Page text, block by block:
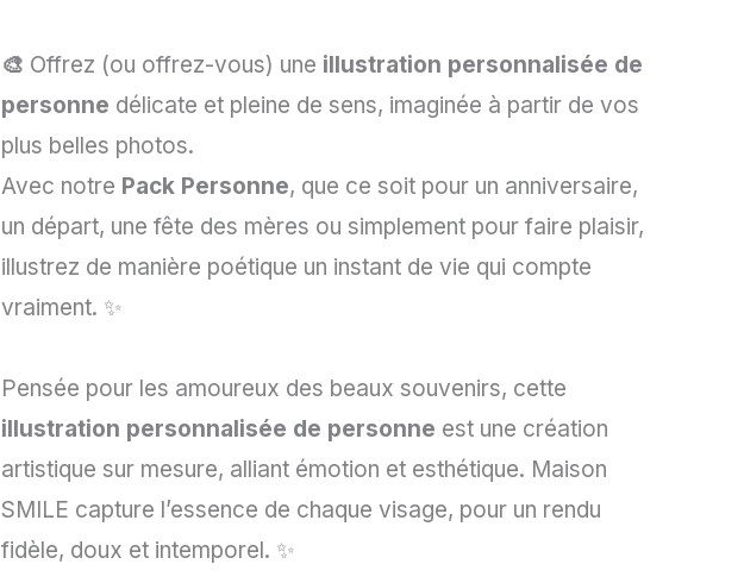
🎨 Offrez (ou offrez-vous) une illustration personnalisée de
personne délicate et pleine de sens, imaginée à partir de vos
plus belles photos.
Avec notre Pack Personne, que ce soit pour un anniversaire,
un départ, une fête des mères ou simplement pour faire plaisir,
illustrez de manière poétique un instant de vie qui compte
vraiment. ✨
Pensée pour les amoureux des beaux souvenirs, cette
illustration personnalisée de personne est une création
artistique sur mesure, alliant émotion et esthétique. Maison
SMILE capture l’essence de chaque visage, pour un rendu
fidèle, doux et intemporel. ✨